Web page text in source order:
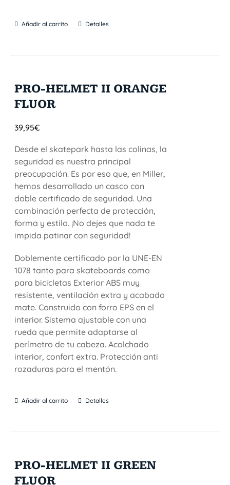
Añadir al carrito Detalles
PRO-HELMET II ORANGE
FLUOR
39,95€
Desde el skatepark hasta las colinas, la
seguridad es nuestra principal
preocupación. Es por eso que, en Miller,
hemos desarrollado un casco con
doble certificado de seguridad. Una
combinación perfecta de protección,
forma y estilo. ¡No dejes que nada te
impida patinar con seguridad!
Doblemente certificado por la UNE-EN
1078 tanto para skateboards como
para bicicletas Exterior ABS muy
resistente, ventilación extra y acabado
mate. Construido con forro EPS en el
interior. Sistema ajustable con una
rueda que permite adaptarse al
perímetro de tu cabeza. Acolchado
interior, confort extra. Protección anti
rozaduras para el mentón.
Añadir al carrito Detalles
PRO-HELMET II GREEN
FLUOR